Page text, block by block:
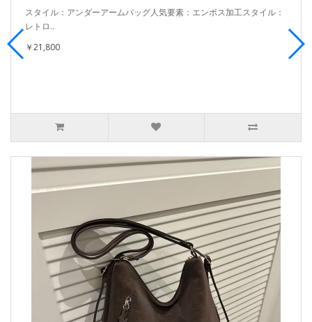
スタイル：アンダーアームバッグ人気要素：エンボス加工スタイル：
レトロ..
￥21,800